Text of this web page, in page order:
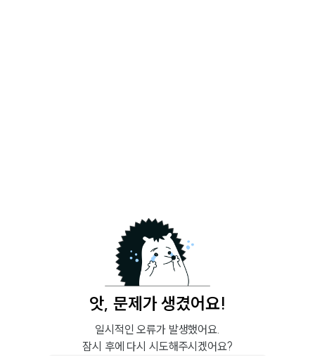
앗, 문제가 생겼어요!
일시적인 오류가 발생했어요.
잠시 후에 다시 시도해주시겠어요?